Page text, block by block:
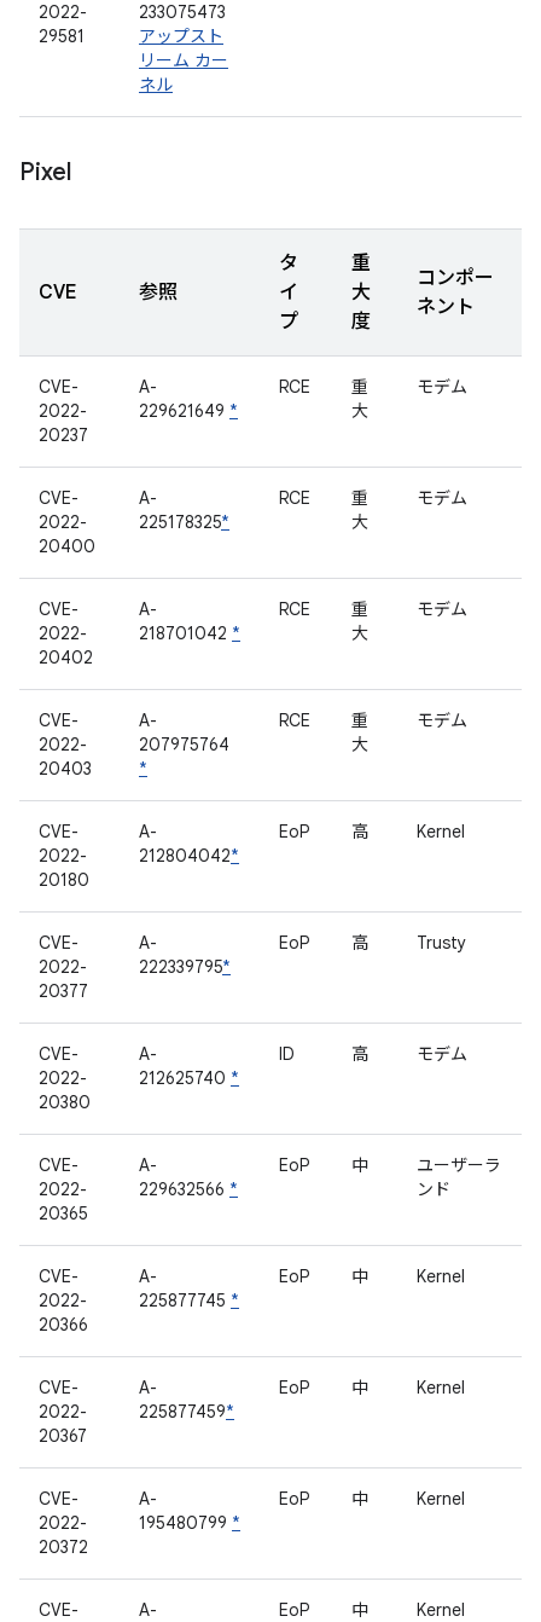
2022-
29581
233075473
アップスト
リーム カー
ネル
Pixel
CVE 参照
タ
イ
プ
重
大
度
コンポー
ネント
CVE-
2022-
20237
A-
229621649 *
RCE
重
大
モデム
CVE-
2022-
20400
A-
225178325*
RCE
重
大
モデム
CVE-
2022-
20402
A-
218701042 *
RCE
重
大
モデム
CVE-
2022-
20403
A-
207975764
*
RCE
重
大
モデム
CVE-
2022-
20180
A-
212804042*
EoP 高 Kernel
CVE-
2022-
20377
A-
222339795*
EoP 高 Trusty
CVE-
2022-
20380
A-
212625740 *
ID 高 モデム
CVE-
2022-
20365
A-
229632566 *
EoP 中
ユーザーラ
ンド
CVE-
2022-
20366
A-
225877745 *
EoP 中 Kernel
CVE-
2022-
20367
A-
225877459*
EoP 中 Kernel
CVE-
2022-
20372
A-
195480799 *
EoP 中 Kernel
CVE-
A-
EoP 中 Kernel